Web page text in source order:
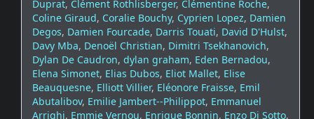
Duprat, Clément Rothlisberger, Clémentine Roche,
Coline Giraud, Coralie Bouchy, Cyprien Lopez, Damien
Degos, Damien Fourcade, Darris Touati, David D'Hulst,
Davy Mba, Denoël Christian, Dimitri Tsekhanovich,
Dylan De Caudron, dylan graham, Eden Bernadou,
Elena Simonet, Elias Dubos, Eliot Mallet, Elise
Beauquesne, Elliott Villier, Eléonore Fraisse, Emil
Abutalibov, Emilie Jambert--Philippot, Emmanuel
Arrighi, Emmie Vernou, Enrique Bonnin, Enzo Di Sotto,